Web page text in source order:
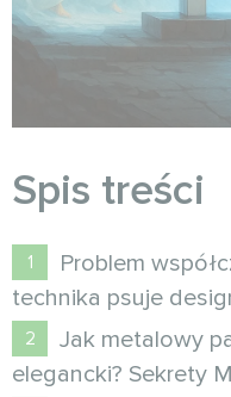
Spis treści
Problem
technika psuje
Jak metalowy
elegancki? Sekrety